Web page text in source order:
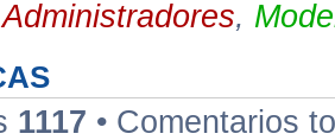
Administradores,
1117 • Comentarios